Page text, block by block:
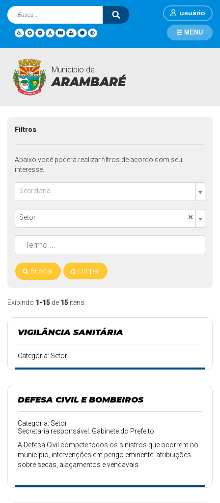
usuário
Município de
ARAMBARÉ
MENU
Departamentos
Exibindo 1-15 de 15 itens.
VIGILÂNCIA SANITÁRIA
Categoria: Setor
DEFESA CIVIL E BOMBEIROS
Categoria: Setor
Secretaria responsável: Gabinete do Prefeito
A Defesa Civil compete todos os sinistros que ocorrem no
município, intervenções em perigo eminente, atribuições
sobre secas, alagamentos e vendavais.
humanitário realizado pelos Bombeiros, como
Filtros
Abaixo você poderá realizar filtros de acordo com seu
interesse.
Secretaria...
×
Setor
Buscar Limpar